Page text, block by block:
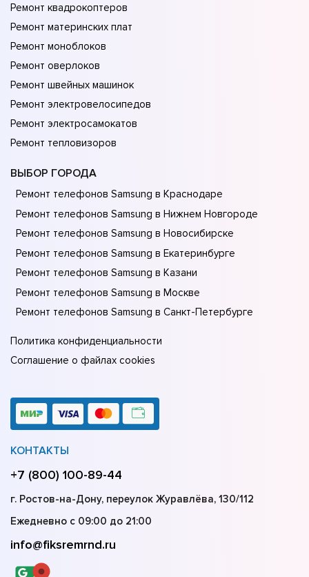
Ремонт квадрокоптеров
Ремонт материнских плат
Ремонт моноблоков
Ремонт оверлоков
Ремонт швейных машинок
Ремонт электровелосипедов
Ремонт электросамокатов
Ремонт тепловизоров
ВЫБОР ГОРОДА
Ремонт телефонов Samsung в Краснодаре
Ремонт телефонов Samsung в Нижнем Новгороде
Ремонт телефонов Samsung в Новосибирске
Ремонт телефонов Samsung в Екатеринбурге
Ремонт телефонов Samsung в Казани
Ремонт телефонов Samsung в Москве
Ремонт телефонов Samsung в Санкт-Петербурге
Политика конфиденциальности
Соглашение о файлах cookies
КОНТАКТЫ
+7 (800) 100-89-44
г. Ростов-на-Дону, переулок Журавлёва, 130/112
Ежедневно с 09:00 до 21:00
info@fiksremrnd.ru